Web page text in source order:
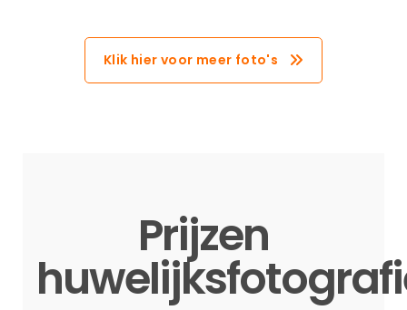
Klik hier voor meer foto's
Prijzen